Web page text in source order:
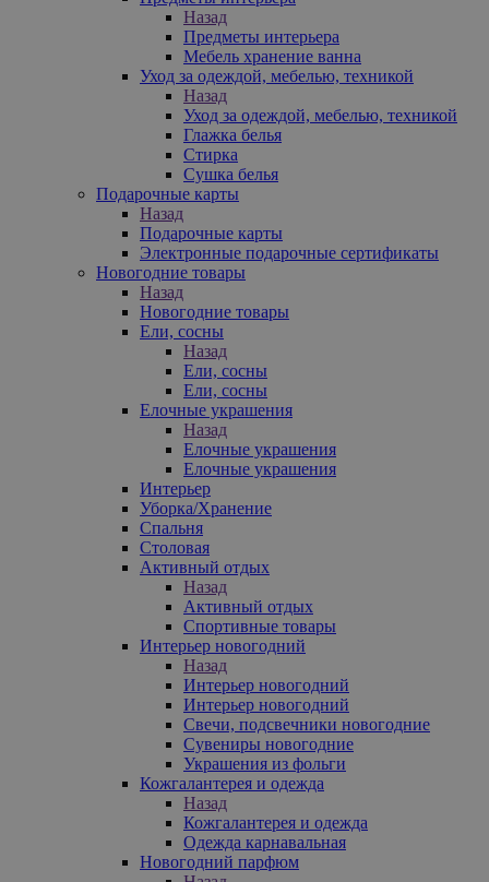
Назад
Предметы интерьера
Мебель хранение ванна
Уход за одеждой, мебелью, техникой
Назад
Уход за одеждой, мебелью, техникой
Глажка белья
Стирка
Сушка белья
Подарочные карты
Назад
Подарочные карты
Электронные подарочные сертификаты
Новогодние товары
Назад
Новогодние товары
Ели, сосны
Назад
Ели, сосны
Ели, сосны
Елочные украшения
Назад
Елочные украшения
Елочные украшения
Интерьер
Уборка/Хранение
Спальня
Столовая
Активный отдых
Назад
Активный отдых
Спортивные товары
Интерьер новогодний
Назад
Интерьер новогодний
Интерьер новогодний
Свечи, подсвечники новогодние
Сувениры новогодние
Украшения из фольги
Кожгалантерея и одежда
Назад
Кожгалантерея и одежда
Одежда карнавальная
Новогодний парфюм